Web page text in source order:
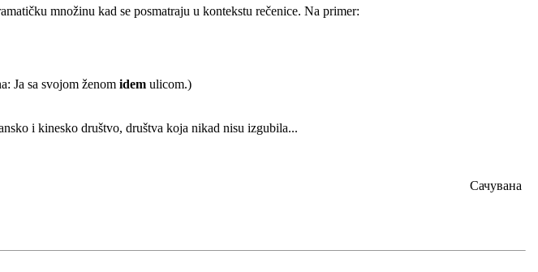
množinu kad se posmatraju u kontekstu rečenice. Na primer:
Ja sa svojom ženom idem ulicom.)
i kinesko društvo, društva koja nikad nisu izgubila...
Сачувана